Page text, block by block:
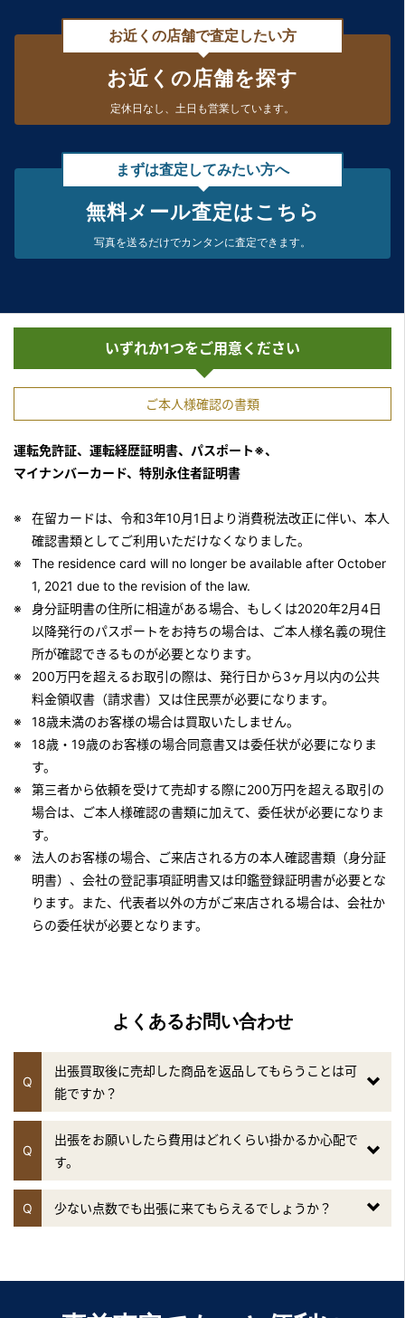
お近くの店舗で査定したい方
お近くの店舗を探す
定休日なし、 土日も営業しています。
まずは査定してみたい方へ
無料メール査定はこちら
写真を送るだけでカンタンに査定できます。
いずれか1つをご用意ください
ご本人様確認の書類
運転免許証、運転経歴証明書、パスポート※、
マイナンバーカード、特別永住者証明書
在留カードは、令和3年10月1日より消費税法改正に伴い、本人
確認書類としてご利用いただけなくなりました。
The residence card will no longer be available after October
1, 2021 due to the revision of the law.
身分証明書の住所に相違がある場合、もしくは2020年2月4日
以降発行のパスポートをお持ちの場合は、ご本人様名義の現住
所が確認できるものが必要となります。
200万円を超えるお取引の際は、発行日から3ヶ月以内の公共
料金領収書（請求書）又は住民票が必要になります。
18歳未満のお客様の場合は買取いたしません。
18歳・19歳のお客様の場合同意書又は委任状が必要になりま
す。
第三者から依頼を受けて売却する際に200万円を超える取引の
場合は、ご本人様確認の書類に加えて、委任状が必要になりま
す。
法人のお客様の場合、ご来店される方の本人確認書類（身分証
明書）、会社の登記事項証明書又は印鑑登録証明書が必要とな
ります。また、代表者以外の方がご来店される場合は、会社か
らの委任状が必要となります。
よくあるお問い合わせ
Q
出張買取後に売却した商品を返品してもらうことは可
能ですか？
Q
出張をお願いしたら費用はどれくらい掛かるか心配で
す。
Q 少ない点数でも出張に来てもらえるでしょうか？